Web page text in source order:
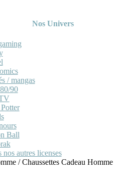
Nos Univers
/ mangas
90
Ball
nos autres licenses
/Chaussettes Cadeau Homme